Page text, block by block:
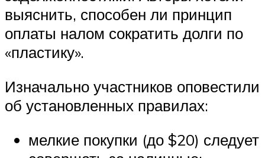
выяснить, способен ли принцип
оплаты налом сократить долги по
«пластику».
Изначально участников оповестили
об установленных правилах:
мелкие покупки (до $20) следует